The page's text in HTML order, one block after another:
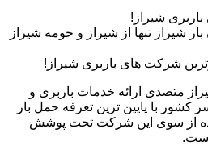
شیراز!
شیراز تنها از شیراز و حومه شیراز
شرکت های باربری شیراز!
متصدی ارائه خدمات باربری و
کشور با پایین ترین تعرفه حمل بار
از سوی این شرکت تحت پوشش
است.